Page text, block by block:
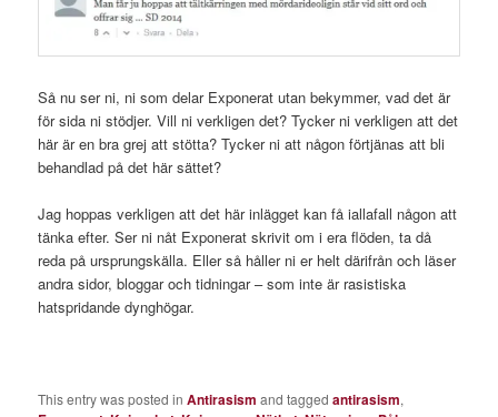
Så nu ser ni, ni som delar Exponerat utan bekymmer, vad det är
för sida ni stödjer. Vill ni verkligen det? Tycker ni verkligen att det
här är en bra grej att stötta? Tycker ni att någon förtjänas att bli
behandlad på det här sättet?
Jag hoppas verkligen att det här inlägget kan få iallafall någon att
tänka efter. Ser ni nåt Exponerat skrivit om i era flöden, ta då
reda på ursprungskälla. Eller så håller ni er helt därifrån och läser
andra sidor, bloggar och tidningar – som inte är rasistiska
hatspridande dynghögar.
This entry was posted inAntirasism and taggedantirasism,